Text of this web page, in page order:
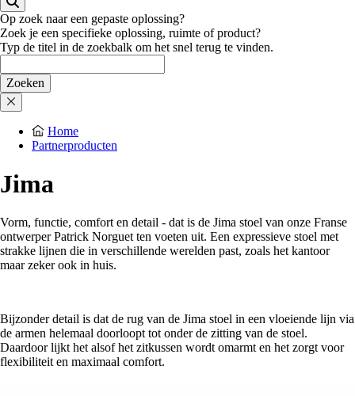
Op zoek naar een gepaste oplossing?
Zoek je een specifieke oplossing, ruimte of product?
Typ de titel in de zoekbalk om het snel terug te vinden.
Home
Partnerproducten
Jima
Vorm, functie, comfort en detail - dat is de Jima stoel van onze Franse
ontwerper Patrick Norguet ten voeten uit. Een expressieve stoel met
strakke lijnen die in verschillende werelden past, zoals het kantoor
maar zeker ook in huis.
Bijzonder detail is dat de rug van de Jima stoel in een vloeiende lijn via
de armen helemaal doorloopt tot onder de zitting van de stoel.
Daardoor lijkt het alsof het zitkussen wordt omarmt en het zorgt voor
flexibiliteit en maximaal comfort.